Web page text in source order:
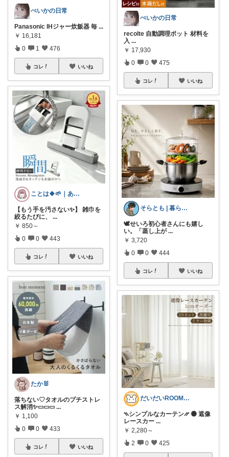
ぺいかの日常
Panasonic IHジャー炊飯器 毎 ...
￥ 16,181
0 1 476
コレ いいね
ことは🍀🌱｜ありがとうございます✨
【もう手を汚さない✨】 雑巾を
絞るたびに、
...
￥ 850～
0 0 443
コレ いいね
たか🐰
落ちない♡タオルのプチストレ
ス解消✨▭▭▭ ...
￥ 1,100
0 0 433
コレ いいね
ぺいかの日常
recolte 自動調理ポット 材料を
入 ...
￥ 17,930
0 0 475
コレ いいね
そらとも | 暮らしItem🕊️朝コレ
🕊️せいろ初心者さんにも嬉し
い。「蒸し上が ...
￥ 3,720
0 0 444
コレ いいね
だいだいROOM@整う暮らし｜インテリア
⳹シンプルなカーテン⳼ 🟠 遮像
レースカー ...
￥ 2,280～
2 0 425